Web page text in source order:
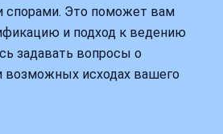
спорами. Это поможет вам
и подход к ведению
задавать вопросы о
возможных исходах вашего